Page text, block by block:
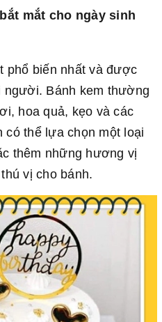
mắt cho ngày sinh
phổ biến nhất và được
người. Bánh kem thường
hoa quả, kẹo và các
có thể lựa chọn một loại
thêm những hương vị
vị cho bánh.